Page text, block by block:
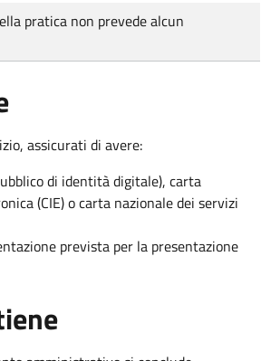
pratica non prevede alcun
assicurati di avere:
di identità digitale), carta
(CIE) o carta nazionale dei servizi
prevista per la presentazione